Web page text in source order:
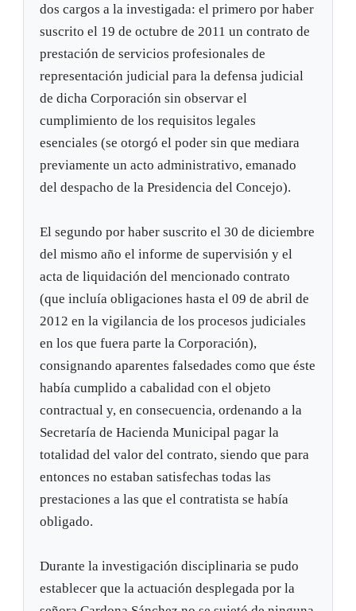
dos cargos a la investigada: el primero por haber
suscrito el 19 de octubre de 2011 un contrato de
prestación de servicios profesionales de
representación judicial para la defensa judicial
de dicha Corporación sin observar el
cumplimiento de los requisitos legales
esenciales (se otorgó el poder sin que mediara
previamente un acto administrativo, emanado
del despacho de la Presidencia del Concejo).
El segundo por haber suscrito el 30 de diciembre
del mismo año el informe de supervisión y el
acta de liquidación del mencionado contrato
(que incluía obligaciones hasta el 09 de abril de
2012 en la vigilancia de los procesos judiciales
en los que fuera parte la Corporación),
consignando aparentes falsedades como que éste
había cumplido a cabalidad con el objeto
contractual y, en consecuencia, ordenando a la
Secretaría de Hacienda Municipal pagar la
totalidad del valor del contrato, siendo que para
entonces no estaban satisfechas todas las
prestaciones a las que el contratista se había
obligado.
Durante la investigación disciplinaria se pudo
establecer que la actuación desplegada por la